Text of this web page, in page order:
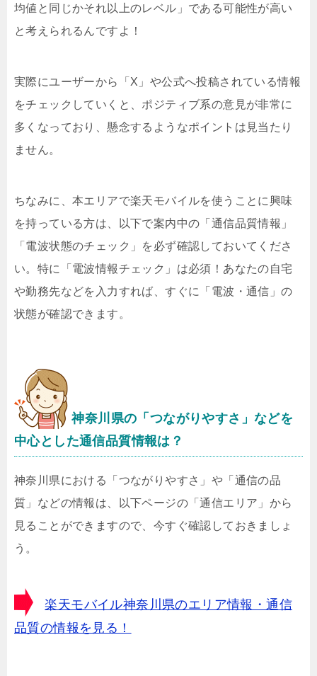
均値と同じかそれ以上のレベル」である可能性が高い
と考えられるんですよ！
実際にユーザーから「X」や公式へ投稿されている情報
をチェックしていくと、ポジティブ系の意見が非常に
多くなっており、懸念するようなポイントは見当たり
ません。
ちなみに、本エリアで楽天モバイルを使うことに興味
を持っている方は、以下で案内中の「通信品質情報」
「電波状態のチェック」を必ず確認しておいてくださ
い。特に「電波情報チェック」は必須！あなたの自宅
や勤務先などを入力すれば、すぐに「電波・通信」の
状態が確認できます。
神奈川県の「つながりやすさ」などを
中心とした通信品質情報は？
神奈川県における「つながりやすさ」や「通信の品
質」などの情報は、以下ページの「通信エリア」から
見ることができますので、今すぐ確認しておきましょ
う。
楽天モバイル神奈川県のエリア情報・通信
品質の情報を見る！